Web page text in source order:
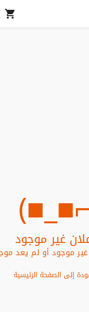
غير موجود
غير موجود أو لم يعد
إلى الصفحة الرئيسية